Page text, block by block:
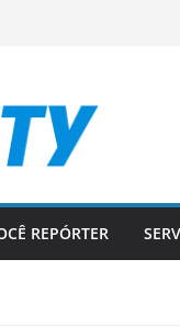
REPÓRTER